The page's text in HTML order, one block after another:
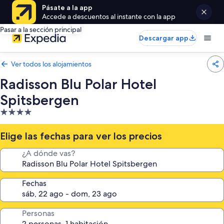
Pásate a la app
Accede a descuentos al instante con la app
Pasar a la sección principal
Descargar app
Ver todos los alojamientos
Radisson Blu Polar Hotel
Spitsbergen
Alojamiento
de
4.0 estrellas
Elige las fechas para ver los precios
¿A dónde vas?
Fechas
Personas